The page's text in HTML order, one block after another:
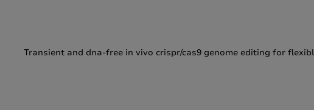
Transient and dna-free in vivo crispr/cas9 genome editing for